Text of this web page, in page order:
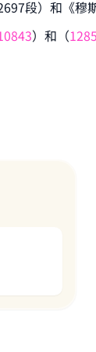
段）和《穆
）和（